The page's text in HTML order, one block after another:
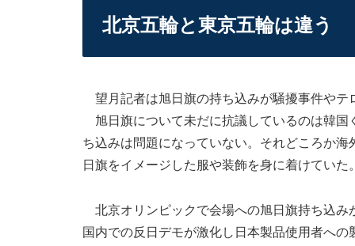
北京五輪と東京五輪は違う
望月記者は旭日旗の持ち込みが騒擾事件やテ
旭日旗について未だに抗議しているのは韓国
ち込みは問題になっていない。それどころか
日旗をイメージした服や装飾を身に着けていた。
北京オリンピックで会場への旭日旗持ち込み
国内での反日デモが激化し日本製品使用者へ